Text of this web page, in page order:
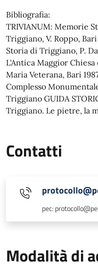
Bibliografia:
TRIVIANUM: Memorie
Triggiano, V. Roppo, Bari
Storia di Triggiano, P.
L'Antica Maggior
Maria Veterana, Bari
Complesso
Triggiano GUIDA
Triggiano. Le pietre, la
Contatti
pec:
Modalità di